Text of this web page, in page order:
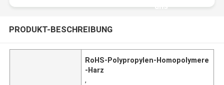
uns
PRODUKT-BESCHREIBUNG
RoHS-Polypropylen-Homopolymere
-Harz
,